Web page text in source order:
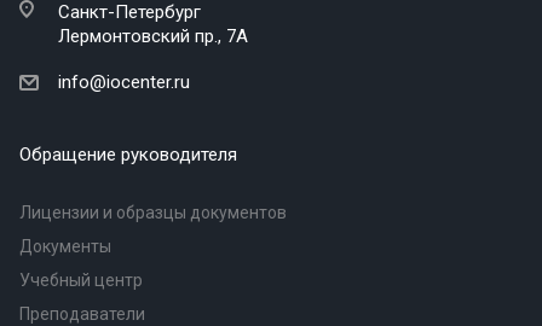
Санкт-Петербург
Лермонтовский пр., 7А
info@iocenter.ru
Обращение руководителя
Лицензии и образцы документов
Документы
Учебный центр
Преподаватели